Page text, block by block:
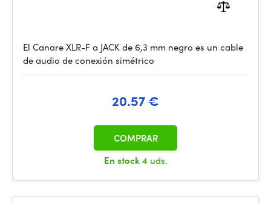
El Canare XLR-F a JACK de 6,3 mm negro es un cable
de audio de conexión simétrico
20.57 €
En stock4 uds.
COMPRAR